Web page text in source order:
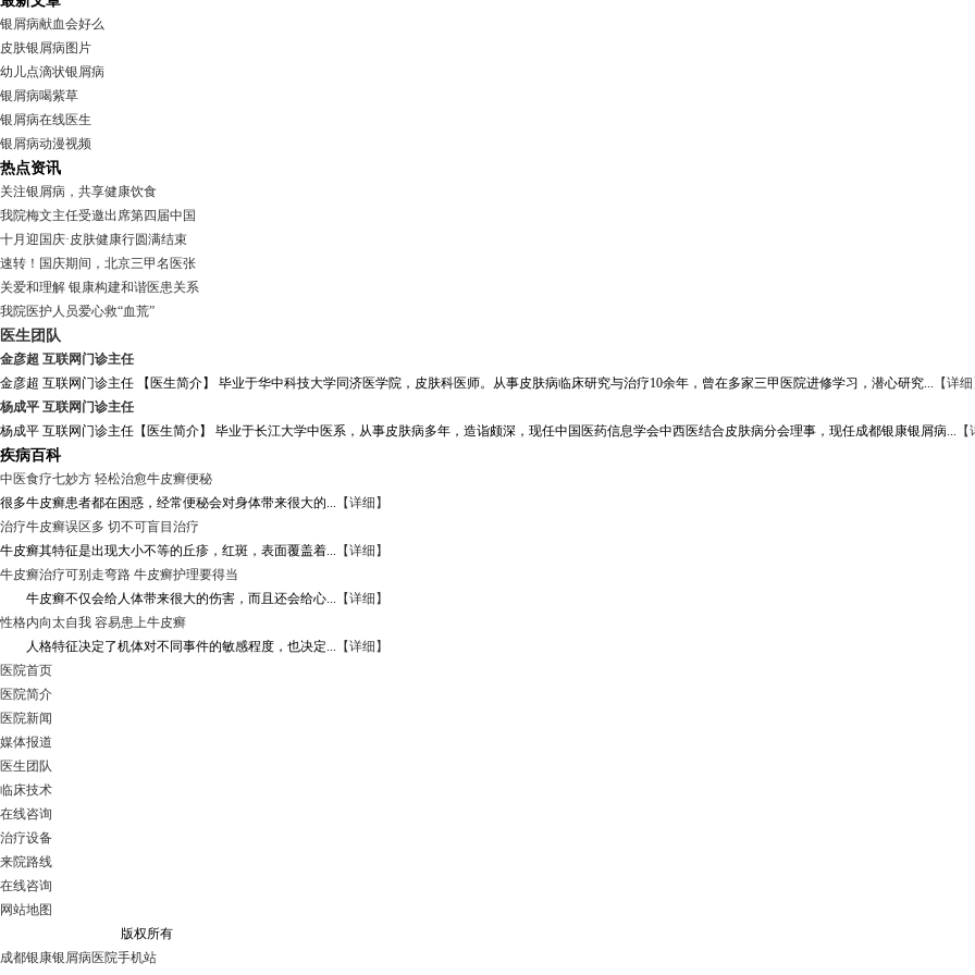
银屑病献血会好么
皮肤银屑病图片
幼儿点滴状银屑病
银屑病喝紫草
银屑病在线医生
银屑病动漫视频
热点资讯
关注银屑病，共享健康饮食
我院梅文主任受邀出席第四届中国
十月迎国庆·皮肤健康行圆满结束
速转！国庆期间，北京三甲名医张
关爱和理解 银康构建和谐医患关系
我院医护人员爱心救“血荒”
医生团队
金彦超 互联网门诊主任
金彦超 互联网门诊主任 【医生简介】 毕业于华中科技大学同济医学院，皮肤科医师。从事皮肤病临床研究与治疗10余年，曾在多家三甲医院进修学习，潜心研究... 【详细
杨成平 互联网门诊主任
杨成平 互联网门诊主任【医生简介】 毕业于长江大学中医系，从事皮肤病多年，造诣颇深，现任中国医药信息学会中西医结合皮肤病分会理事，现任成都银康银屑病...
疾病百科
中医食疗七妙方 轻松治愈牛皮癣便秘
很多牛皮癣患者都在困惑，经常便秘会对身体带来很大的... 【详细】
治疗牛皮癣误区多 切不可盲目治疗
牛皮癣其特征是出现大小不等的丘疹，红斑，表面覆盖着... 【详细】
牛皮癣治疗可别走弯路 牛皮癣护理要得当
牛皮癣不仅会给人体带来很大的伤害，而且还会给心... 【详细】
性格内向太自我 容易患上牛皮癣
人格特征决定了机体对不同事件的敏感程度，也决定... 【详细】
医院首页
医院简介
医院新闻
媒体报道
医生团队
临床技术
在线咨询
治疗设备
来院路线
在线咨询
网站地图
版权所有
成都银康银屑病医院手机站